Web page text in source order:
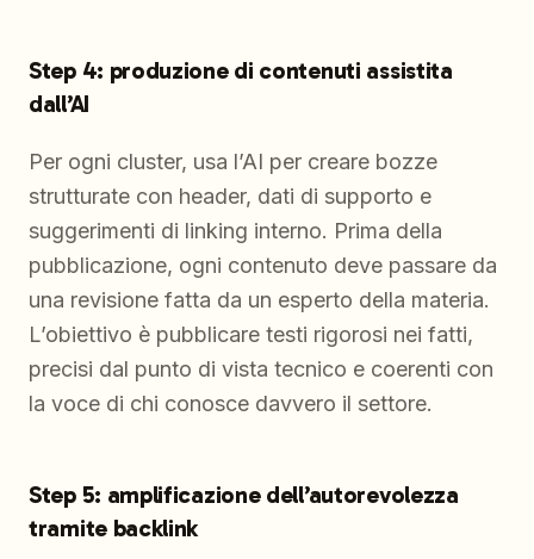
Step 4: produzione di contenuti assistita
dall’AI
Per ogni cluster, usa l’AI per creare bozze
strutturate con header, dati di supporto e
suggerimenti di linking interno. Prima della
pubblicazione, ogni contenuto deve passare da
una revisione fatta da un esperto della materia.
L’obiettivo è pubblicare testi rigorosi nei fatti,
precisi dal punto di vista tecnico e coerenti con
la voce di chi conosce davvero il settore.
Step 5: amplificazione dell’autorevolezza
tramite backlink